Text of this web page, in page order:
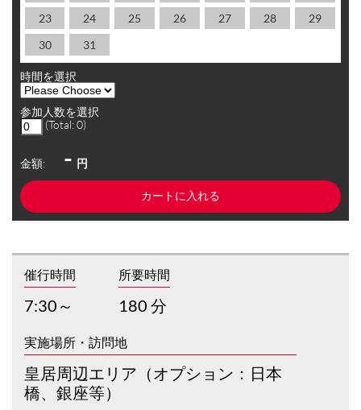
23
24 25 26 27 28
29
30
31
時間を選択
参加人数を選択
(Total:0)
金額: - 円
催行時間
7:30～
所要時間
180 分
実施場所・訪問地
皇居周辺エリア（オプション：日本
橋、銀座等）